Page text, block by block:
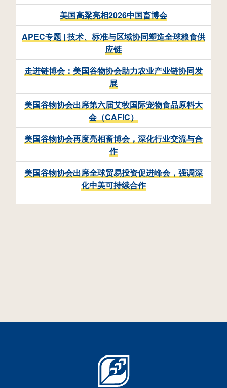
美国高粱亮相2026中国畜博会
APEC专题 | 技术、标准与区域协同塑造全球粮食供
应链
走进链博会：美国谷物协会助力农业产业链协同发
展
美国谷物协会出席第六届艾牧国际宠物食品原料大
会（CAFIC）
美国谷物协会再度亮相畜博会，深化行业交流与合
作
美国谷物协会出席全球贸易投资促进峰会，强调深
化中美可持续合作
华深化务实交流与合作
2026年7月13日